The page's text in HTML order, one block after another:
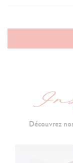
Corps
Découvrez